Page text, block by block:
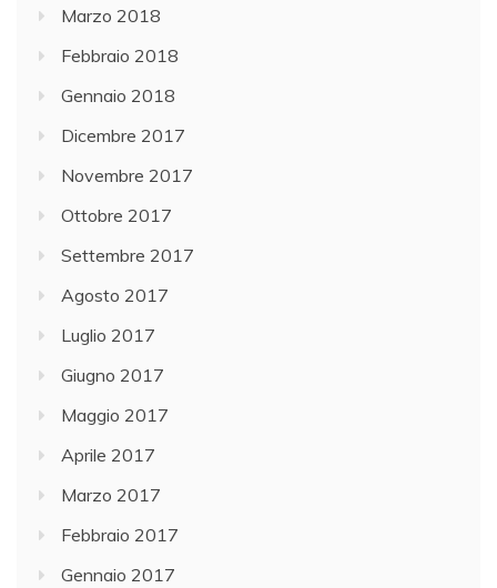
Marzo 2018
Febbraio 2018
Gennaio 2018
Dicembre 2017
Novembre 2017
Ottobre 2017
Settembre 2017
Agosto 2017
Luglio 2017
Giugno 2017
Maggio 2017
Aprile 2017
Marzo 2017
Febbraio 2017
Gennaio 2017